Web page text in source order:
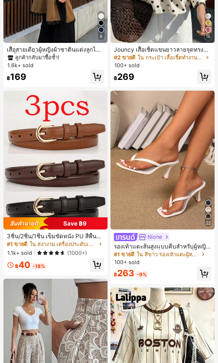
6
เสื้อสายเดี่ยวผู้หญิงผ้าซาตินแต่งลูกไม้
- เสื้อสายเดี่ยวฤดูร้อนสีคากีมีรอยผ่าด้า
นข้างที่น่าดึงดูดแบบสบายๆ
#1 ขายดี
ใน สีกากี เสื้อสตรี เสื้อเบลาส์ & Tee
ลูกค้ากลับมาซื้อซ้ำ!
#1 ขายดี
ใน สีกากี เสื้อสตรี เสื้อเบลาส์ & Tee
ลูกค้ากลับมาซื้อซ้ำ!
#1 ขายดี
ใน สีกากี เสื้อสตรี เสื้อเบลาส์ & Tee
ลูกค้ากลับมาซื้อซ้ำ!
#1 ขายดี
ลูกค้ากลับมาซื้อซ้ำ!
1.6k+ sold
฿169
Save ฿9
3ชิ้น/2ชิ้น/1ชิ้น เข็มขัดหนัง PU สีพื้น
ลำลอง ดีไซน์มินิมอล เหมาะสำหรับผู้ห
ญิงในฤดูร้อน ฤดูใบไม้ร่วง วิทยาเขต ป
ลายฤดูใบไม้ร่วง ฮาโลวีน & คริสต์มาส
ความหรูหราที่เงียบสงบ
#1 ขายดี
ใน สง่างาม เครื่องประดับเข็มขัดและเข็มขัดผู้หญิง
1.1k+ sold
(1000+)
฿40 -18%
16
Jouncy เสื้อเชิ้ตแขนยาวลายจุดทรงหล
วมสำหรับผู้หญิง
#2 ขายดี
ใน กระเป๋า เสื้อเชิ้ตทำงานมีกระเป๋า
100+ sold
฿269
22
Nione
รองเท้าแตะส้นสูงแบบคีบสำหรับผู้หญิง
สไตล์คลาสสิก สีบล็อก สไตล์แฟรี่ฤดูร้อ
น ส้นเข็ม รองเท้าแตะแบบคีบ รองเท้าแ
ตะชายหาดแฟชั่นสายไขว้ รองเท้าผู้ห
ญิง สำหรับออฟฟิศ บ้าน กลางแจ้ง ดีไซ
น์หัวเหลี่ยม ชิคและหรูหรา สำหรับเดทไ
นท์
#1 ขายดี
ใน สีขาว รองเท้าแตะผู้หญิง
100+ sold
฿263 -9%